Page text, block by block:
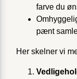
farve du
pænt
Her skelner vi